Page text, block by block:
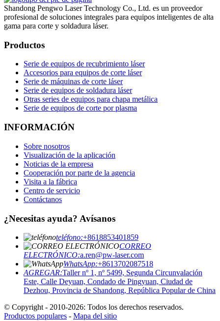
Shandong Pengwo Laser Technology Co., Ltd. es un proveedor
profesional de soluciones integrales para equipos inteligentes de alta
gama para corte y soldadura láser.
Productos
Serie de equipos de recubrimiento láser
Accesorios para equipos de corte láser
Serie de máquinas de corte láser
Serie de equipos de soldadura láser
Otras series de equipos para chapa metálica
Serie de equipos de corte por plasma
INFORMACIÓN
Sobre nosotros
Visualización de la aplicación
Noticias de la empresa
Cooperación por parte de la agencia
Visita a la fábrica
Centro de servicio
Contáctanos
¿Necesitas ayuda? Avísanos
teléfono:+8618853401859
CORREO
ELECTRÓNICO:a.ren@pw-laser.com
WhatsApp:+8613702087518
AGREGAR:Taller nº 1, nº 5499, Segunda Circunvalación
Este, Calle Deyuan, Condado de Pingyuan, Ciudad de
Dezhou, Provincia de Shandong, República Popular de China
© Copyright - 2010-2026: Todos los derechos reservados.
Productos populares - Mapa del sitio